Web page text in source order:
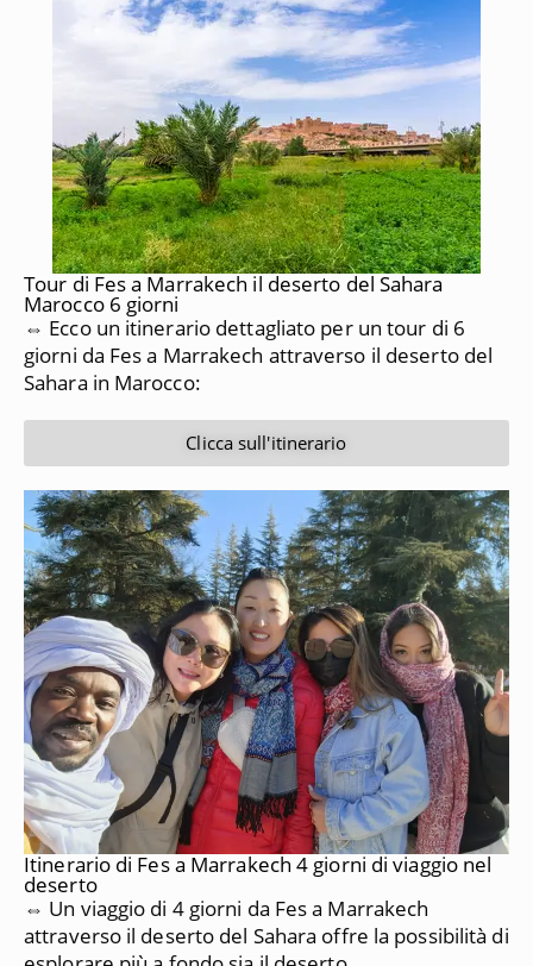
Tour di Fes a Marrakech il deserto del Sahara
Marocco 6 giorni
⇔ Ecco un itinerario dettagliato per un tour di 6
giorni da Fes a Marrakech attraverso il deserto del
Sahara in Marocco:
Clicca sull'itinerario
Itinerario di Fes a Marrakech 4 giorni di viaggio nel
deserto
⇔ Un viaggio di 4 giorni da Fes a Marrakech
attraverso il deserto del Sahara offre la possibilità di